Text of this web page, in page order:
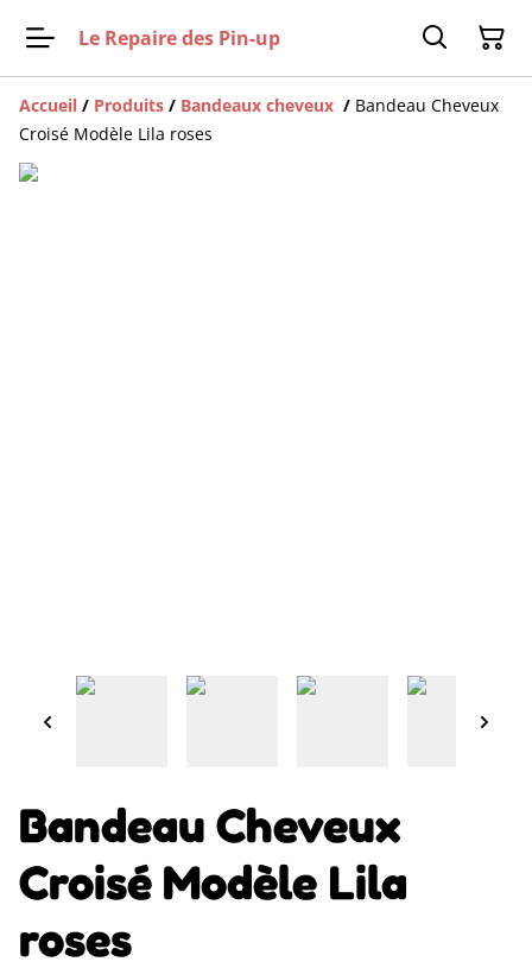
Le Repaire des Pin-up
Accueil / Produits / Bandeaux cheveux / Bandeau Cheveux
Croisé Modèle Lila roses
Bandeau Cheveux
Croisé Modèle Lila
roses